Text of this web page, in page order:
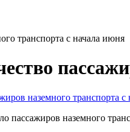
транспорта с начала июня
пассажиров наземного